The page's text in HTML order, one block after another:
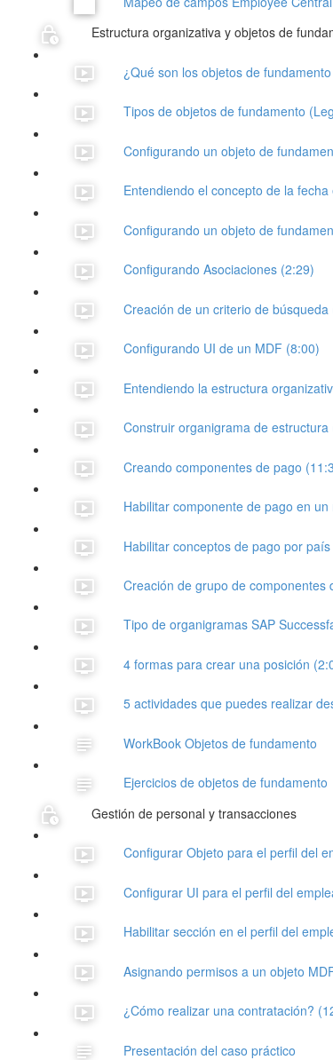
Estructura organizativa y objetos de
¿Qué son los objetos de
Tipos de objetos de fundamento
Configurando un objeto de
Entendiendo el concepto de la
Configurando un objeto de
Configurando Asociaciones (2:29)
Creación de un criterio de búsqueda
Configurando UI de un MDF (8:00)
Entendiendo la estructura
Construir organigrama de estructura
Creando componentes de pago
Habilitar componente de pago en
Habilitar conceptos de pago por
Creación de grupo de componentes
Tipo de organigramas SAP
4 formas para crear una posición
5 actividades que puedes realizar
WorkBook Objetos de fundamento
Ejercicios de objetos de fundamento
Gestión de personal y transacciones
Configurar Objeto para el perfil del
Configurar UI para el perfil del
Habilitar sección en el perfil del
Asignando permisos a un objeto
¿Cómo realizar una contratación?
Presentación del caso práctico